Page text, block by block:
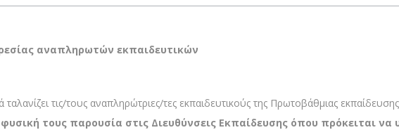
αναπληρωτών εκπαιδευτικών
τις/τους αναπληρώτριες/τες εκπαιδευτικούς της Πρωτοβάθμιας
τους παρουσία στις Διευθύνσεις Εκπαίδευσης όπου πρόκειται να